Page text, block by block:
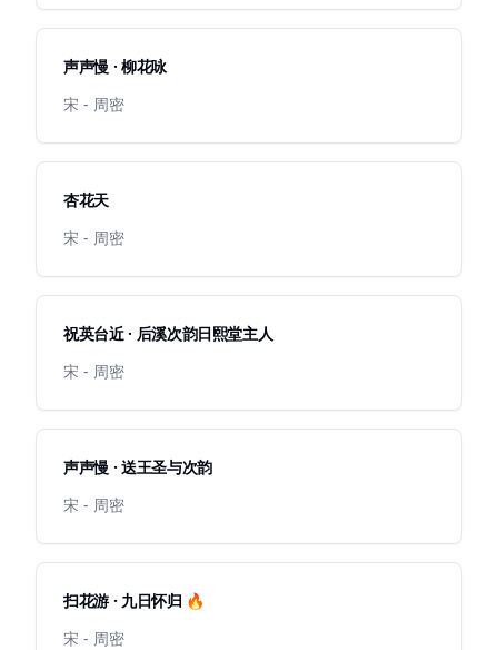
声声慢 · 柳花咏
宋 - 周密
杏花天
宋 - 周密
祝英台近 · 后溪次韵日熙堂主人
宋 - 周密
声声慢 · 送王圣与次韵
宋 - 周密
扫花游 · 九日怀归 🔥
宋 - 周密